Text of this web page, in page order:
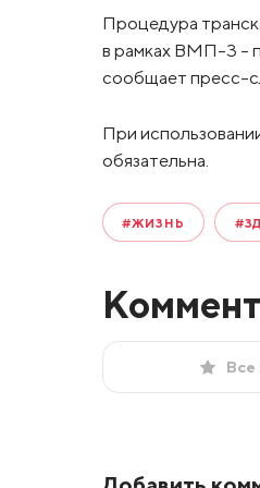
Процедура
в рамках ВМП-3 –
сообщает пресс-
При
обязательна.
#ЖИЗНЬ
Все